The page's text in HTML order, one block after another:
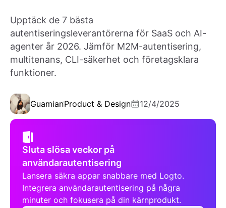
Upptäck de 7 bästa
autentiseringsleverantörerna för SaaS och AI-
agenter år 2026. Jämför M2M-autentisering,
multitenans, CLI-säkerhet och företagsklara
funktioner.
GuamianProduct & Design 12/4/2025
Sluta slösa veckor på
användarautentisering
Lansera säkra appar snabbare med Logto.
Integrera användarautentisering på några
minuter och fokusera på din kärnprodukt.